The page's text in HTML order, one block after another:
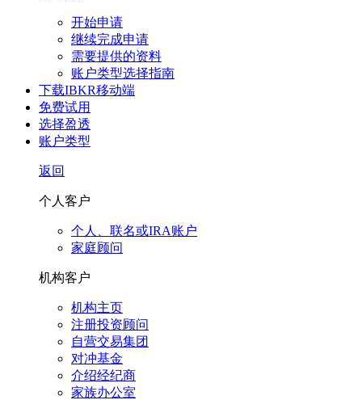
开始申请
继续完成申请
需要提供的资料
账户类型选择指南
下载IBKR移动端
免费试用
选择盈透
账户类型
返回
个人客户
个人、联名或IRA账户
家庭顾问
机构客户
机构主页
注册投资顾问
自营交易集团
对冲基金
介绍经纪商
家族办公室